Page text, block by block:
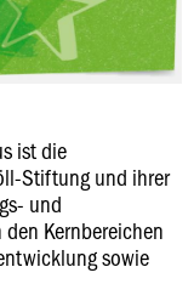
ist die
Stiftung und ihrer
und
Kernbereichen
sowie